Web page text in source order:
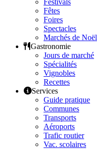
Festivals
Fêtes
Foires
Spectacles
Marchés de Noël
Gastronomie
Jours de marché
Spécialités
Vignobles
Recettes
Services
Guide pratique
Communes
Transports
Aéroports
Trafic routier
Vac. scolaires